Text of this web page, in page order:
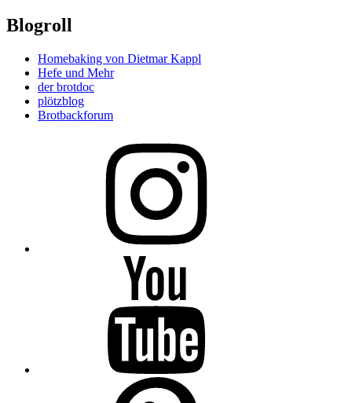
Blogroll
Homebaking von Dietmar Kappl
Hefe und Mehr
der brotdoc
plötzblog
Brotbackforum